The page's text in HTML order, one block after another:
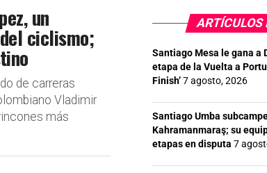
un
ciclismo;
de carreras
Vladimir
más
ARTÍCULOS
Santiago Mesa le gana a
etapa de la Vuelta a
Finish’7 agosto, 2026
Santiago Umba
Kahramanmaraş; su
etapas en disputa 7